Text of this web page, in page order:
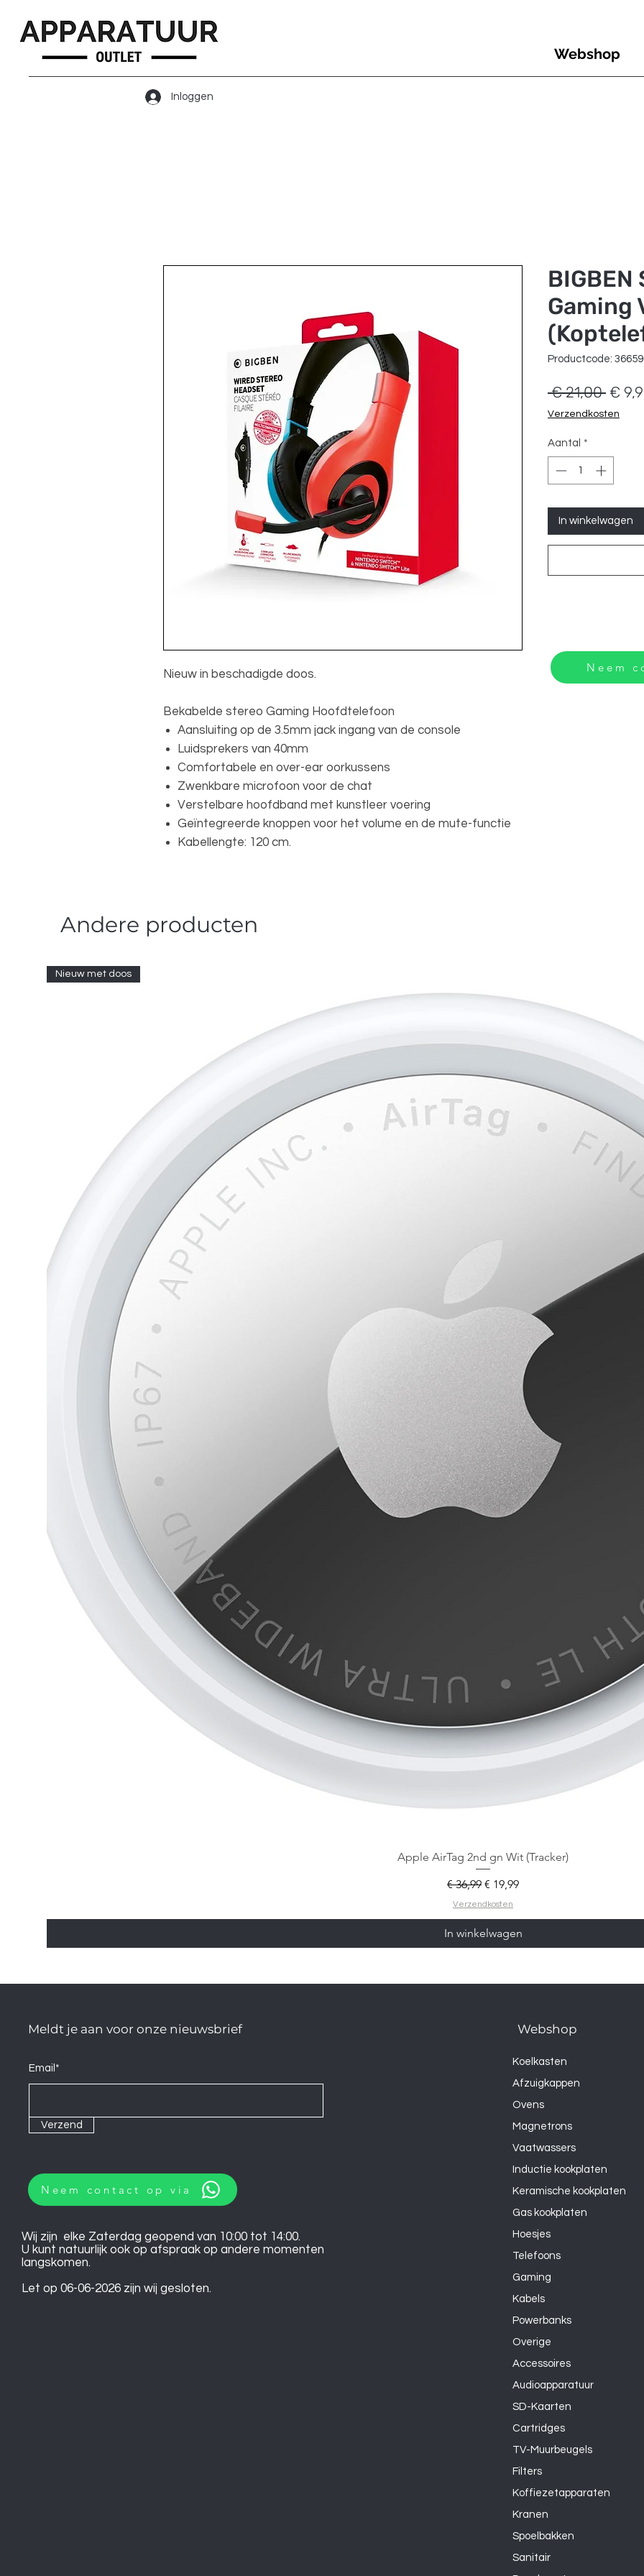
Inloggen
Webshop
Nieuw in beschadigde doos.
Bekabelde stereo Gaming Hoofdtelefoon
Aansluiting op de 3.5mm jack ingang van de console
Luidsprekers van 40mm
Comfortabele en over-ear oorkussens
Zwenkbare microfoon voor de chat
Verstelbare hoofdband met kunstleer voering
Geïntegreerde knoppen voor het volume en de mute-functie
Kabellengte: 120 cm.
Gaming
Productcode:
€ 21,00
prijs
€
Verzendkosten
Aantal *
In winkelwagen
Neem
Andere producten
Nieuw met doos
Apple AirTag 2nd gn Wit (Tracker)
Normale prijs
€ 36,99 Verkoopprijs
€ 19,99
Verzendkosten
In winkelwagen
Meldt je aan voor onze nieuwsbrief
Email*
Verzend
Neem contact op via
Wij zijn elke Zaterdag geopend van 10:00 tot 14:00.
U kunt natuurlijk ook op afspraak op andere momenten
langskomen.
Let op 06-06-2026 zijn wij gesloten.
Webshop
Koelkasten
Afzuigkappen
Ovens
Magnetrons
Vaatwassers
Inductie kookplaten
Keramische kookplaten
Gas kookplaten
Hoesjes
Telefoons
Gaming
Kabels
Powerbanks
Overige
Accessoires
Audioapparatuur
SD-Kaarten
Cartridges
TV-Muurbeugels
Filters
Koffiezetapparaten
Kranen
Spoelbakken
Sanitair